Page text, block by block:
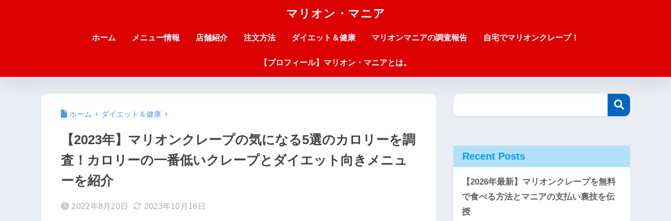
マリオン・マニア
ホーム メニュー情報 店舗紹介 注文方法 ダイエット＆健康 マリオンマニアの調査報告 自宅でマリオンクレープ！
【プロフィール】マリオン・マニアとは。
ホーム ダイエット＆健康
【2023年】マリオンクレープの気になる5選のカロリーを調
査！カロリーの一番低いクレープとダイエット向きメニュ
ーを紹介
2022年8月20日 2023年10月16日
Recent Posts
【2026年最新】マリオンクレープを無料
で食べる方法とマニアの支払い裏技を伝
授